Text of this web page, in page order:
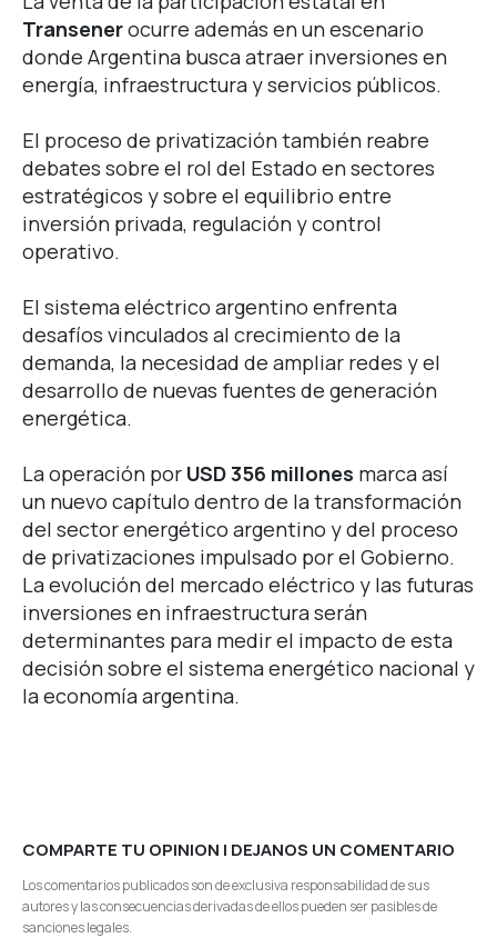
Transenerocurre además en un escenario
donde Argentina busca atraer inversiones en
energía, infraestructura y servicios públicos.
El proceso de privatización también reabre
debates sobre el rol del Estado en sectores
estratégicos y sobre el equilibrio entre
inversión privada, regulación y control
operativo.
El sistema eléctrico argentino enfrenta
desafíos vinculados al crecimiento de la
demanda, la necesidad de ampliar redes y el
desarrollo de nuevas fuentes de generación
energética.
La operación por USD 356 millones marca así
un nuevo capítulo dentro de la transformación
del sector energético argentino y del proceso
de privatizaciones impulsado por el Gobierno.
La evolución del mercado eléctrico y las futuras
inversiones en infraestructura serán
determinantes para medir el impacto de esta
decisión sobre el sistema energético nacional y
la economía argentina.
COMPARTE TU OPINION | DEJANOS UN COMENTARIO
Los comentarios publicados son de exclusiva responsabilidad de sus
autores y las consecuencias derivadas de ellos pueden ser pasibles de
sanciones legales.